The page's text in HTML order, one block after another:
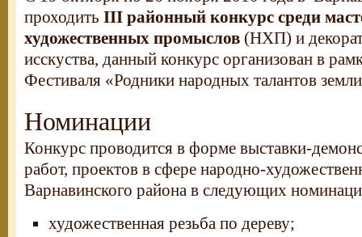
проходить III районный конкурс среди
художественных промыслов (НХП) и
исскуства, данный конкурс организован в
Фестиваля «Родники народных талантов
Номинации
Конкурс проводится в форме выставки-
работ, проектов в сфере народно-
Варнавинского района в следующих
художественная резьба по дереву;